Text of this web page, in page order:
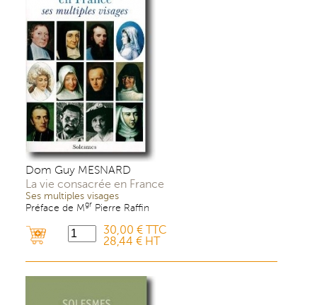
Dom Guy MESNARD
La vie consacrée en France
Ses multiples visages
Préface de Mgr Pierre Raffin
30,00 € TTC
28,44 € HT